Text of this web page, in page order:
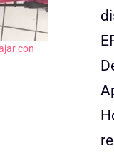
con